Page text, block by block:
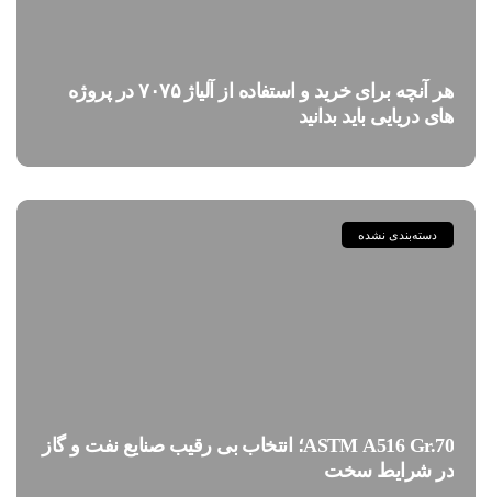
هر آنچه برای خرید و استفاده از آلیاژ ۷۰۷۵ در پروژه
های دریایی باید بدانید
دسته‌بندی نشده
ASTM A516 Gr.70؛ انتخاب بی رقیب صنایع نفت و گاز
در شرایط سخت